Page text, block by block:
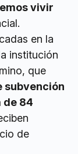
vivir
en la
institución
que
subvención
de 84
de